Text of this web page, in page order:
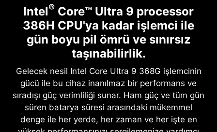
Intel® Core™ Ultra 9 processor
386H CPU'ya kadar işlemci ile
gün boyu pil ömrü ve sınırsız
taşınabilirlik.
Gelecek nesil Intel Core Ultra 9 368G işlemcinin
gücü ile bu cihaz inanılmaz bir performans ve
sıradışı güç verimliliği sunar. Ham güç ve tüm gün
süren batarya süresi arasındaki mükemmel
denge ile her yerde, her zaman ve her işte en